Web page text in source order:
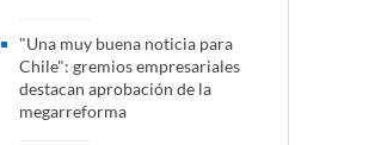
"Una muy buena noticia para
Chile": gremios empresariales
destacan aprobación de la
megarreforma